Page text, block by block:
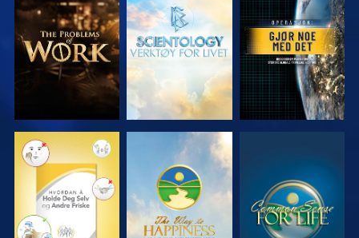
UTFORSK
SERIEN
UTFORSK
SERIEN
SE
SE SE SE